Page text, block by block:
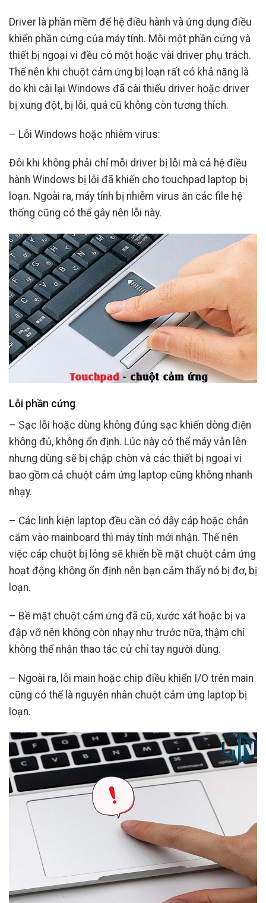
Driver là phần mềm để hệ điều hành và ứng dụng điều
khiển phần cứng của máy tính. Mỗi một phần cứng và
thiết bị ngoại vi đều có một hoặc vài driver phụ trách.
Thế nên khi chuột cảm ứng bị loạn rất có khả năng là
do khi cài lại Windows đã cài thiếu driver hoặc driver
bị xung đột, bị lỗi, quá cũ không còn tương thích.
– Lỗi Windows hoặc nhiễm virus:
Đôi khi không phải chỉ mỗi driver bị lỗi mà cả hệ điều
hành Windows bị lỗi đã khiến cho touchpad laptop bị
loạn. Ngoài ra, máy tính bị nhiễm virus ăn các file hệ
thống cũng có thể gây nên lỗi này.
Lỗi phần cứng
– Sạc lỗi hoặc dùng không đúng sạc khiến dòng điện
không đủ, không ổn định. Lúc này có thể máy vẫn lên
nhưng dùng sẽ bị chập chờn và các thiết bị ngoại vi
bao gồm cả chuột cảm ứng laptop cũng không nhanh
nhạy.
– Các linh kiện laptop đều cần có dây cáp hoặc chân
cắm vào mainboard thì máy tính mới nhận. Thế nên
việc cáp chuột bị lỏng sẽ khiến bề mặt chuột cảm ứng
hoạt động không ổn định nên bạn cảm thấy nó bị đơ, bị
loạn.
– Bề mặt chuột cảm ứng đã cũ, xước xát hoặc bị va
đập vỡ nên không còn nhạy như trước nữa, thậm chí
không thể nhận thao tác cử chỉ tay người dùng.
– Ngoài ra, lỗi main hoặc chip điều khiển I/O trên main
cũng có thể là nguyên nhân chuột cảm ứng laptop bị
loạn.